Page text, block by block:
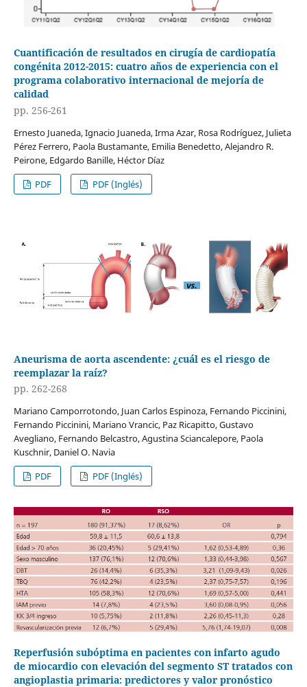
Cuantificación de resultados en cirugía de cardiopatía
congénita 2012-2015: cuatro años de experiencia con el
programa colaborativo internacional de mejoría de
calidad
pp. 256-261
Ernesto Juaneda, Ignacio Juaneda, Irma Azar, Rosa Rodríguez, Julieta
Pérez Ferrero, Paola Bustamante, Emilia Benedetto, Alejandro R.
Peirone, Edgardo Banille, Héctor Díaz
PDF
PDF (Inglés)
Aneurisma de aorta ascendente: ¿cuál es el riesgo de
reemplazar la raíz?
pp. 262-268
Mariano Camporrotondo, Juan Carlos Espinoza, Fernando Piccinini,
Fernando Piccinini, Mariano Vrancic, Paz Ricapitto, Gustavo
Avegliano, Fernando Belcastro, Agustina Sciancalepore, Paola
Kuschnir, Daniel O. Navia
PDF
PDF (Inglés)
Reperfusión subóptima en pacientes con infarto agudo
de miocardio con elevación del segmento ST tratados con
angioplastia primaria: predictores y valor pronóstico